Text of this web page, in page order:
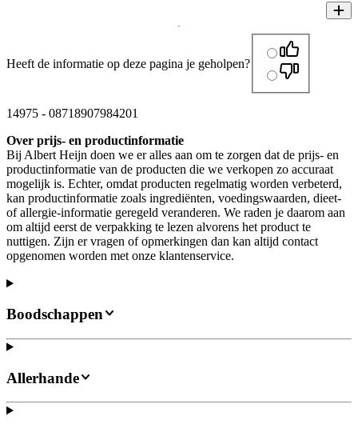
Heeft de informatie op deze pagina je geholpen?
14975 - 08718907984201
Over prijs- en productinformatie
Bij Albert Heijn doen we er alles aan om te zorgen dat de prijs- en
productinformatie van de producten die we verkopen zo accuraat
mogelijk is. Echter, omdat producten regelmatig worden verbeterd,
kan productinformatie zoals ingrediënten, voedingswaarden, dieet-
of allergie-informatie geregeld veranderen. We raden je daarom aan
om altijd eerst de verpakking te lezen alvorens het product te
nuttigen. Zijn er vragen of opmerkingen dan kan altijd contact
opgenomen worden met onze klantenservice.
Boodschappen
Allerhande